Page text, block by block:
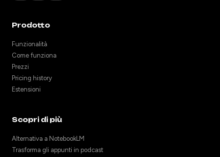
Prodotto
Funzionalità
Come funziona
Prezzi
Pricing history
Estensioni
Scopri di più
Alternativa a NotebookLM
Trasforma gli appunti in podcast